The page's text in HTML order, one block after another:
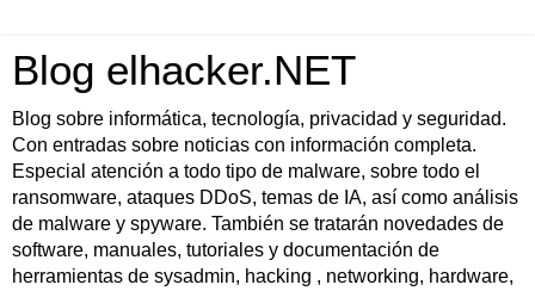
Blog elhacker.NET
Blog sobre informática, tecnología, privacidad y seguridad.
Con entradas sobre noticias con información completa.
Especial atención a todo tipo de malware, sobre todo el
ransomware, ataques DDoS, temas de IA, así como análisis
de malware y spyware. También se tratarán novedades de
software, manuales, tutoriales y documentación de
herramientas de sysadmin, hacking , networking, hardware,